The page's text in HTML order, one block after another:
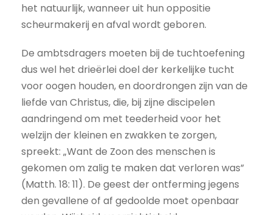
het natuurlijk, wanneer uit hun oppositie
scheurmakerij en afval wordt geboren.
De ambtsdragers moeten bij de tuchtoefening
dus wel het drieërlei doel der kerkelijke tucht
voor oogen houden, en doordrongen zijn van de
liefde van Christus, die, bij zijne discipelen
aandringend om met teederheid voor het
welzijn der kleinen en zwakken te zorgen,
spreekt: „Want de Zoon des menschen is
gekomen om zalig te maken dat verloren was”
(Matth. 18: 11). De geest der ontferming jegens
den gevallene of af gedoolde moet openbaar